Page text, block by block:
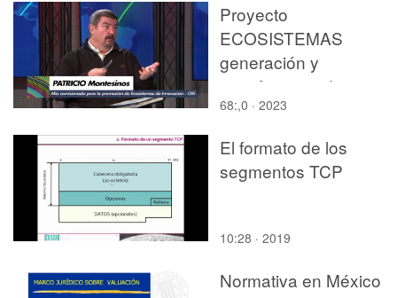
Proyecto
ECOSISTEMAS
generación y
transferencia de
conocimiento en la
68:,0 · 2023
El formato de los
segmentos TCP
10:28 · 2019
Normativa en México